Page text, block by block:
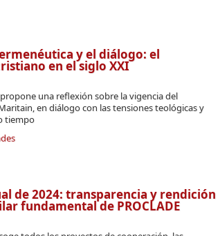
y el diálogo: el
en el siglo XXI
propone una reflexión sobre la vigencia del
en diálogo con las tensiones teológicas y
tiempo
de 2024: transparencia y rendición
fundamental de PROCLADE